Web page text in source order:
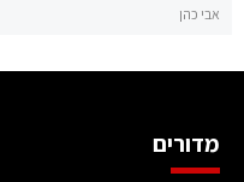
אבי כהן
מדורים